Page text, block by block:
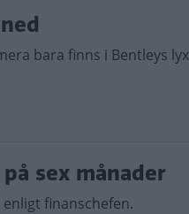
bara finns i Bentleys
sex månader
finanschefen.